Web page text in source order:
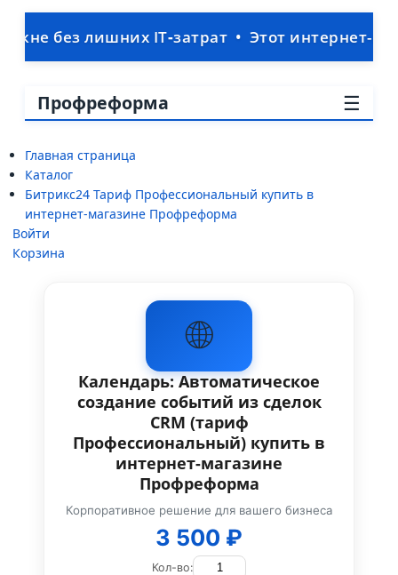
IT‑затрат • Этот интернет-магазин
Профреформа ☰
Главная страница
Каталог
Битрикс24 Тариф Профессиональный купить в
интернет-магазине Профреформа
Войти
Корзина
🌐
Календарь: Автоматическое
создание событий из сделок
CRM (тариф
Профессиональный) купить в
интернет-магазине
Профреформа
Корпоративное решение для вашего бизнеса
3 500 ₽
Кол-во: